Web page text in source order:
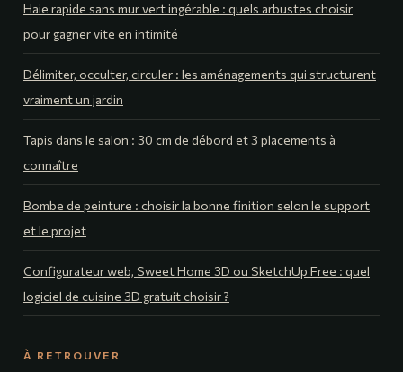
Haie rapide sans mur vert ingérable : quels arbustes choisir
pour gagner vite en intimité
Délimiter, occulter, circuler : les aménagements qui structurent
vraiment un jardin
Tapis dans le salon : 30 cm de débord et 3 placements à
connaître
Bombe de peinture : choisir la bonne finition selon le support
et le projet
Configurateur web, Sweet Home 3D ou SketchUp Free : quel
logiciel de cuisine 3D gratuit choisir ?
À RETROUVER